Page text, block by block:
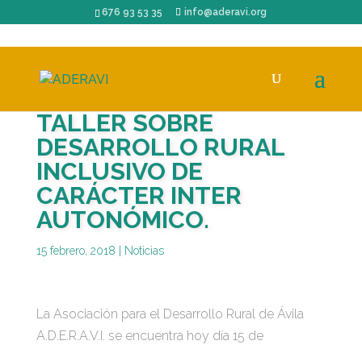
676 93 53 35 info@aderavi.org
TALLER SOBRE
DESARROLLO RURAL
INCLUSIVO DE
CARÁCTER INTER
AUTONÓMICO.
15 febrero, 2018 Noticias
La Asociación para el Desarrollo Rural de Ávila
A.D.E.R.A.V.I. se encuentra hoy día 15 de